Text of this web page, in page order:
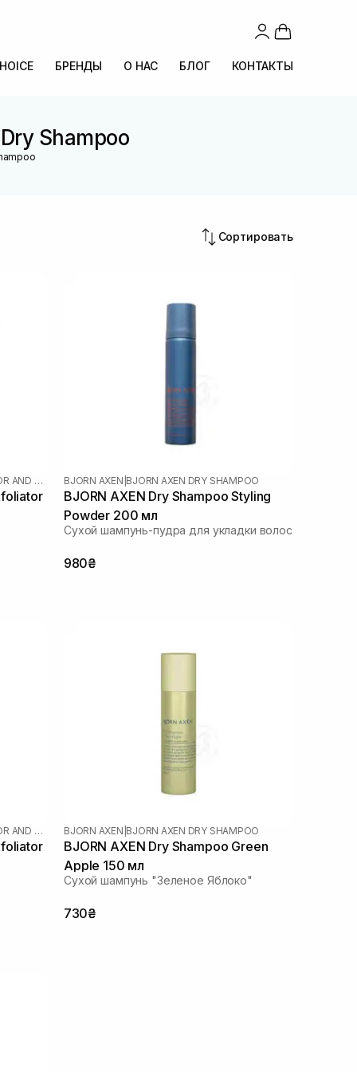
БРЕНДЫ О НАС БЛОГ КОНТАКТЫ
Shampoo
Сортировать
THE SCALP EXFOLIATOR AND MASSAGER BJORN AXEN BJORN AXEN DRY SHAMPOO
BJORN AXEN Dry Shampoo Styling
Powder 200 мл
Сухой шампунь-пудра для укладки волос
980₴
THE SCALP EXFOLIATOR AND MASSAGER BJORN AXEN BJORN AXEN DRY SHAMPOO
BJORN AXEN Dry Shampoo Green
Apple 150 мл
Сухой шампунь "Зеленое Яблоко"
730₴